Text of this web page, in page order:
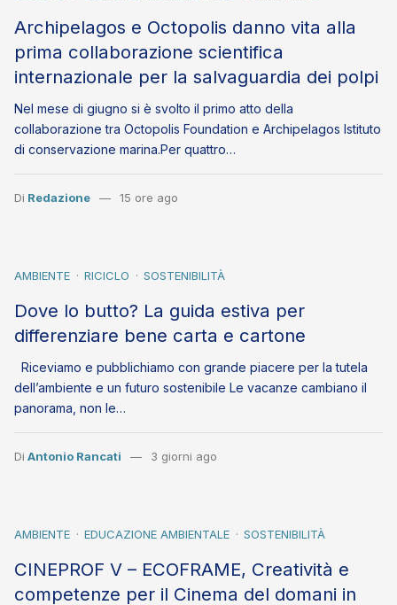
Archipelagos e Octopolis danno vita alla
prima collaborazione scientifica
internazionale per la salvaguardia dei polpi
Nel mese di giugno si è svolto il primo atto della
collaborazione tra Octopolis Foundation e Archipelagos Istituto
di conservazione marina.Per quattro…
Di Redazione 15 ore ago
AMBIENTE RICICLO SOSTENIBILITÀ
Dove lo butto? La guida estiva per
differenziare bene carta e cartone
Riceviamo e pubblichiamo con grande piacere per la tutela
dell’ambiente e un futuro sostenibile Le vacanze cambiano il
panorama, non le…
Di Antonio Rancati 3 giorni ago
AMBIENTE EDUCAZIONE AMBIENTALE SOSTENIBILITÀ
CINEPROF V – ECOFRAME, Creatività e
competenze per il Cinema del domani in